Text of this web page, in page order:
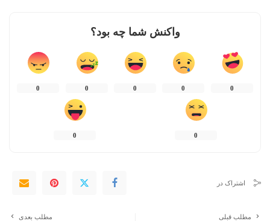
واکنش شما چه بود؟
0
0
0
0
0
0
0
اشتراک در
مطلب قبلی مطلب بعدی